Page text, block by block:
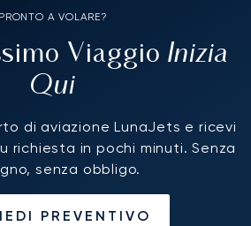
PRONTO A VOLARE?
Viaggio Inizia
Qui
di aviazione LunaJets e ricevi
richiesta in pochi minuti. Senza
senza obbligo.
PREVENTIVO